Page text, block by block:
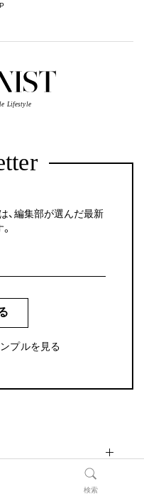
Lifestyle
、編集部が選んだ最新
プルを見る
検索